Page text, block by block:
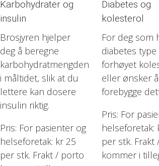
Karbohydrater og
insulin
Brosjyren hjelper
deg å beregne
karbohydratmengden
i måltidet, slik at du
lettere kan dosere
insulin riktig.
Pris: For pasienter og
helseforetak: kr 25
per stk. Frakt / porto
Diabetes og
kolesterol
For deg som
diabetes type
forhøyet
eller ønsker å
forebygge
Pris: For
helseforetak:
per stk.
kommer i